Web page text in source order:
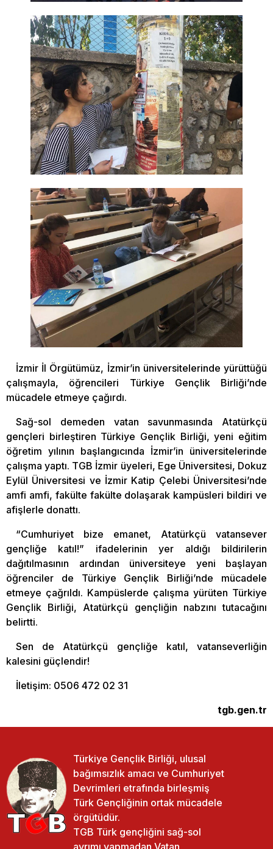
İzmir İl Örgütümüz, İzmir’in üniversitelerinde yürüttüğü
çalışmayla, öğrencileri Türkiye Gençlik Birliği’nde
mücadele etmeye çağırdı.
Sağ-sol demeden vatan savunmasında Atatürkçü
gençleri birleştiren Türkiye Gençlik Birliği, yeni eğitim
öğretim yılının başlangıcında İzmir’in üniversitelerinde
çalışma yaptı. TGB İzmir üyeleri, Ege Üniversitesi, Dokuz
Eylül Üniversitesi ve İzmir Katip Çelebi Üniversitesi’nde
amfi amfi, fakülte fakülte dolaşarak kampüsleri bildiri ve
afişlerle donattı.
“Cumhuriyet bize emanet, Atatürkçü vatansever
gençliğe katıl!” ifadelerinin yer aldığı bildirilerin
dağıtılmasının ardından üniversiteye yeni başlayan
öğrenciler de Türkiye Gençlik Birliği’nde mücadele
etmeye çağrıldı. Kampüslerde çalışma yürüten Türkiye
Gençlik Birliği, Atatürkçü gençliğin nabzını tutacağını
belirtti.
Sen de Atatürkçü gençliğe katıl, vatanseverliğin
kalesini güçlendir!
İletişim: 0506 472 02 31
tgb.gen.tr
Türkiye Gençlik Birliği, ulusal
bağımsızlık amacı ve Cumhuriyet
Devrimleri etrafında birleşmiş
Türk Gençliğinin ortak mücadele
örgütüdür.
TGB Türk gençliğini sağ-sol
ayrımı yapmadan Vatan